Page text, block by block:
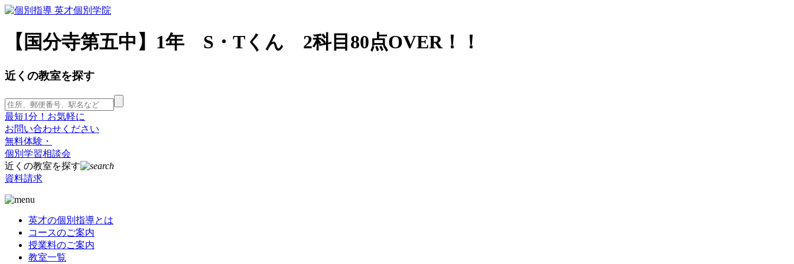
【国分寺第五中】1年 S・Tくん 2科目80点OVER！！
近くの教室を探す
最短1分！お気軽に
お問い合わせください
無料体験・
個別学習相談会
近くの教室を探す
資料請求
英才の個別指導とは
コースのご案内
授業料のご案内
教室一覧